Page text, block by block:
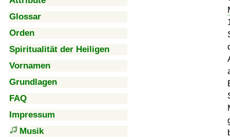
Glossar
Orden
Spiritualität der Heiligen
Vornamen
Grundlagen
FAQ
Impressum
Musik